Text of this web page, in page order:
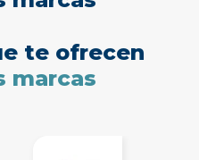
te ofrecen
marcas